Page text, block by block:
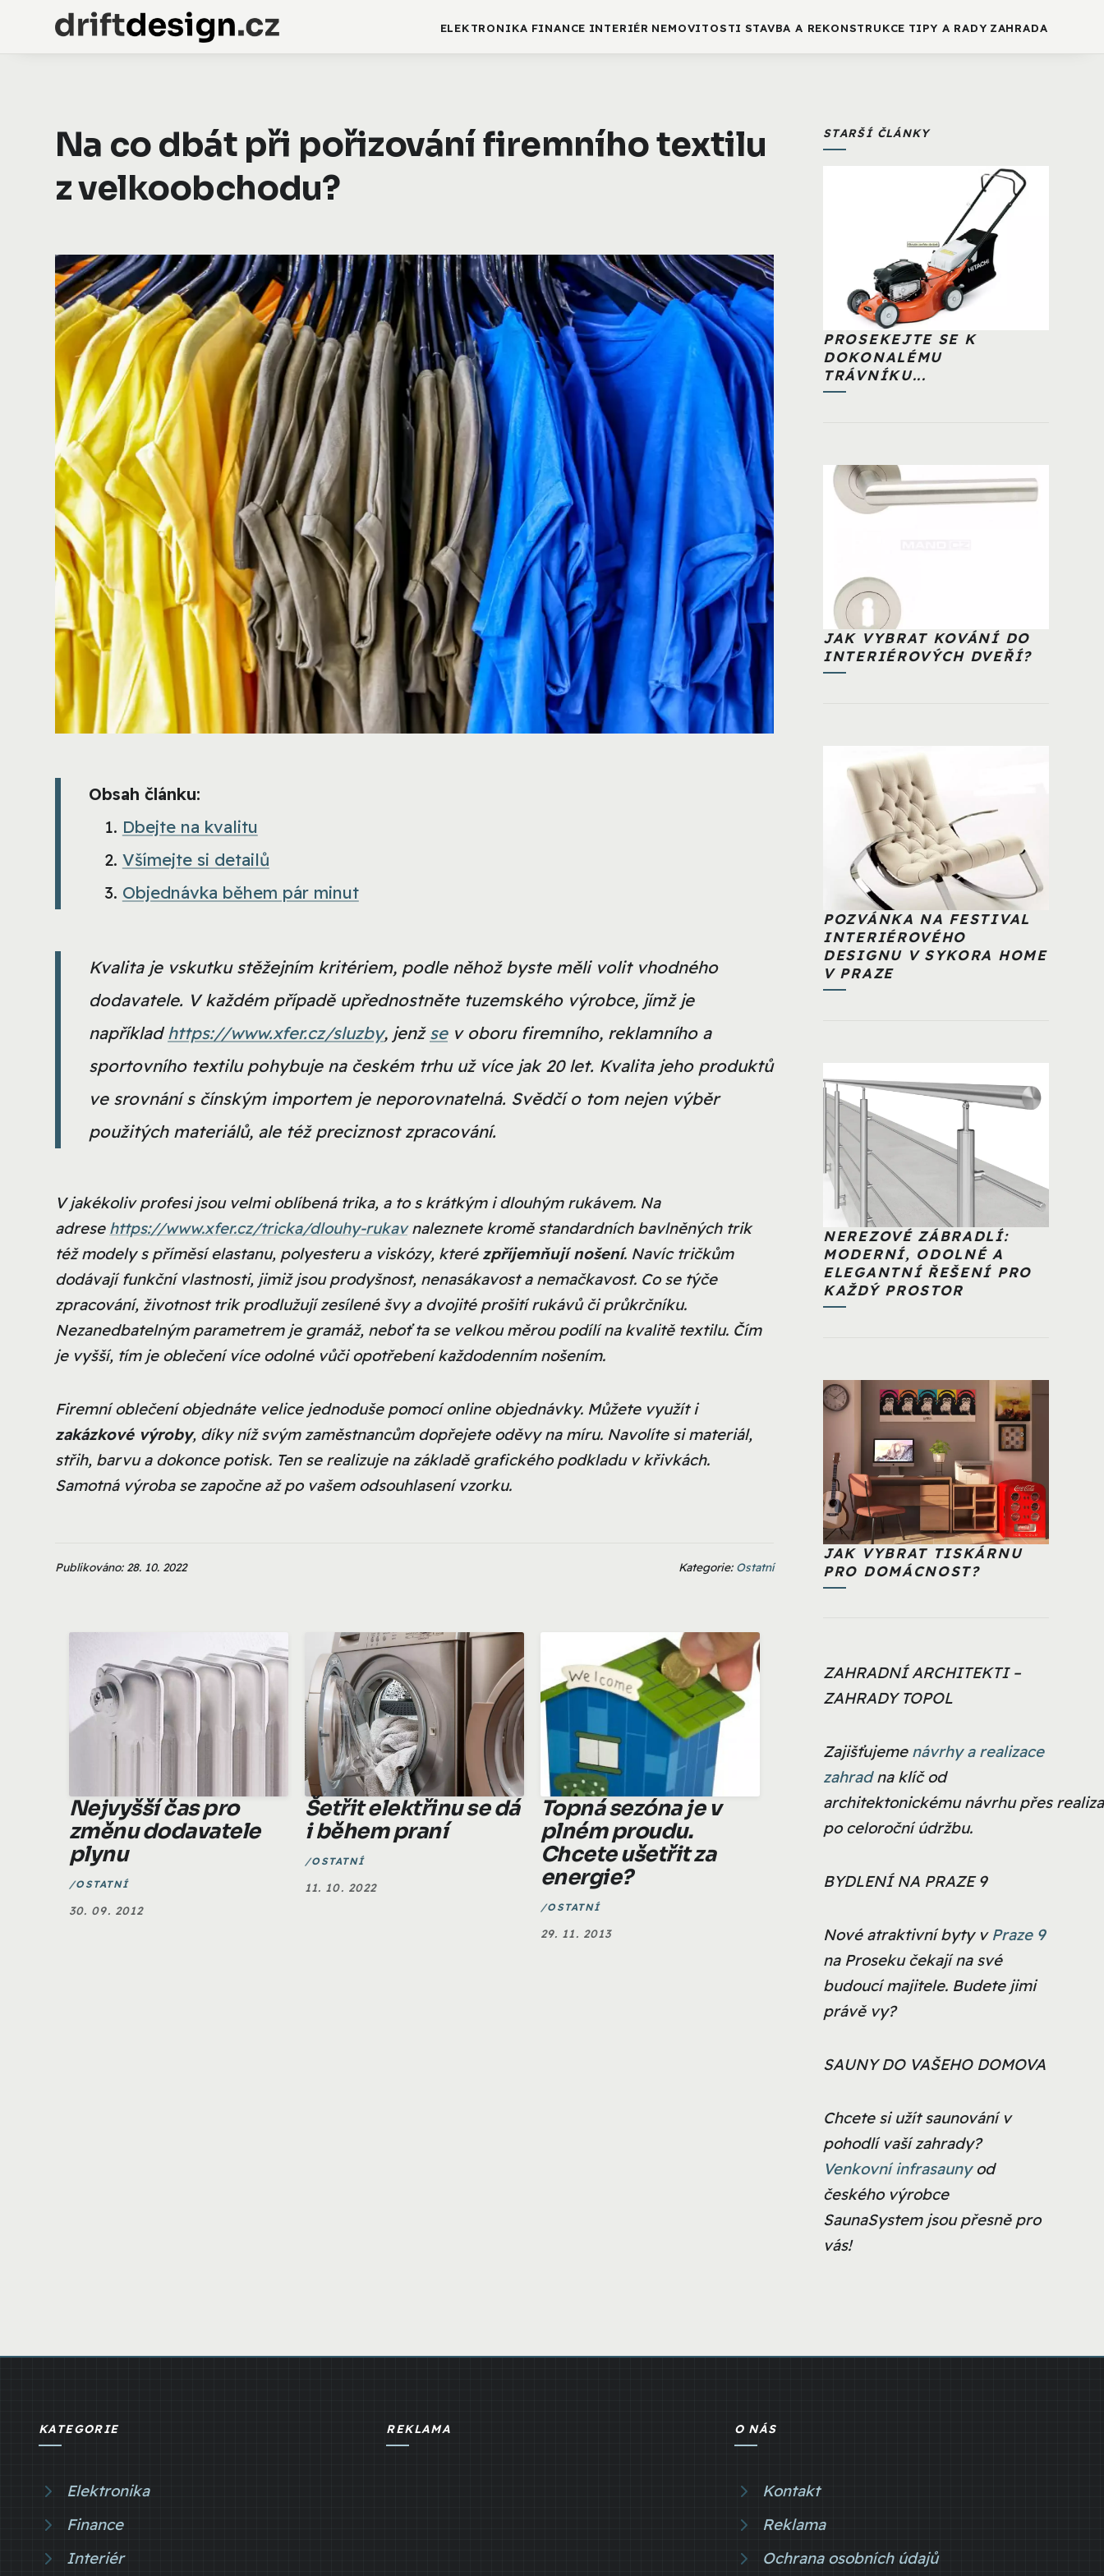
ELEKTRONIKA FINANCE INTERIÉR NEMOVITOSTI STAVBA A REKONSTRUKCE TIPY A RADY ZAHRADA
Na co dbát při pořizování firemního textilu
z velkoobchodu?
Obsah článku:
Dbejte na kvalitu
Všímejte si detailů
Objednávka během pár minut
Kvalita je vskutku stěžejním kritériem, podle něhož byste měli volit vhodného
dodavatele. V každém případě upřednostněte tuzemského výrobce, jímž je
napříkladhttps://www.xfer.cz/sluzby, jenž sev oboru firemního, reklamního a
sportovního textilu pohybuje na českém trhu už více jak 20 let. Kvalita jeho produktů
ve srovnání s čínským importem je neporovnatelná. Svědčí o tom nejen výběr
použitých materiálů, ale též preciznost zpracování.
V jakékoliv profesi jsou velmi oblíbená trika, a to s krátkým i dlouhým rukávem. Na
adrese https://www.xfer.cz/tricka/dlouhy-rukavnaleznete kromě standardních bavlněných trik
též modely s příměsíelastanu, polyesteru a viskózy, které zpříjemňují nošení. Navíc tričkům
dodávají funkční vlastnosti, jimiž jsou prodyšnost, nenasákavost a nemačkavost. Co se týče
zpracování, životnost trik prodlužují zesílené švy a dvojité prošití rukávů či průkrčníku.
Nezanedbatelným parametrem je gramáž, neboť ta se velkou měrou podílí na kvalitě textilu. Čím
je vyšší, tím je oblečení více odolné vůči opotřebení každodenním nošením.
Firemní oblečení objednáte velice jednoduše pomocí online objednávky. Můžete využít i
zakázkové výroby, díky níž svým zaměstnancům dopřejete oděvy na míru. Navolíte si materiál,
střih, barvu a dokonce potisk. Ten se realizuje na základě grafického podkladu v křivkách.
Samotná výroba se započne až po vašem odsouhlasení vzorku.
Publikováno: 28. 10. 2022 Kategorie: Ostatní
Nejvyšší čas pro
změnu dodavatele
plynu
OSTATNÍ
30. 09. 2012
Šetřit elektřinu se dá
i během praní
OSTATNÍ
11. 10. 2022
Topná sezóna je v
plném proudu.
Chcete ušetřit za
energie?
OSTATNÍ
29. 11. 2013
STARŠÍ ČLÁNKY
PROSEKEJTE SE K
DOKONALÉMU
TRÁVNÍKU...
JAK VYBRAT KOVÁNÍ DO
INTERIÉROVÝCH DVEŘÍ?
POZVÁNKA NA FESTIVAL
INTERIÉROVÉHO
DESIGNU V SYKORA HOME
V PRAZE
NEREZOVÉ ZÁBRADLÍ:
MODERNÍ, ODOLNÉ A
ELEGANTNÍ ŘEŠENÍ PRO
KAŽDÝ PROSTOR
JAK VYBRAT TISKÁRNU
PRO DOMÁCNOST?
ZAHRADNÍ ARCHITEKTI –
ZAHRADY TOPOL
Zajišťujeme návrhy a realizace
zahradna klíč od
architektonickému návrhu přes
po celoroční údržbu.
BYDLENÍ NA PRAZE 9
Nové atraktivní byty v Praze 9
na Proseku čekají na své
budoucí majitele. Budete jimi
právě vy?
SAUNY DO VAŠEHO DOMOVA
Chcete si užít saunování v
pohodlí vaší zahrady?
Venkovní infrasaunyod
českého výrobce
SaunaSystem jsou přesně pro
vás!
KATEGORIE
Elektronika
Finance
Interiér
REKLAMA O NÁS
Kontakt
Reklama
Ochrana osobních údajů